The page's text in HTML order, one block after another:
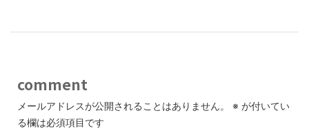
comment
メールアドレスが公開されることはありません。 ※ が付いてい
る欄は必須項目です